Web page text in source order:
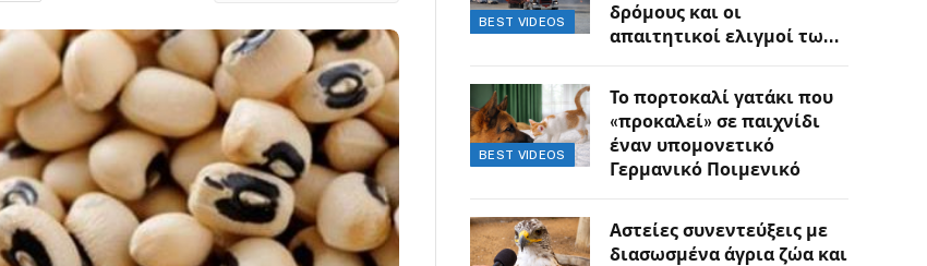
BEST VIDEOS
δρόμους και οι
απαιτητικοί ελιγμοί των
BEST VIDEOS
Το πορτοκαλί γατάκι που
«προκαλεί» σε παιχνίδι
έναν υπομονετικό
Γερμανικό Ποιμενικό
Αστείες συνεντεύξεις με
διασωσμένα άγρια ζώα και